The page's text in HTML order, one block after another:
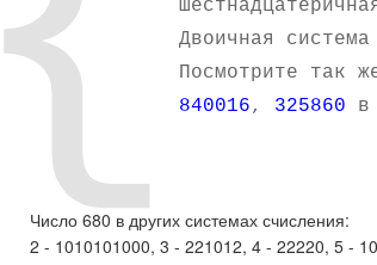
Двоичная
Посмотрите так
840016, 325860 в
Число 680 в других системах счисления:
2 - 1010101000, 3 - 221012, 4 - 22220, 5 -